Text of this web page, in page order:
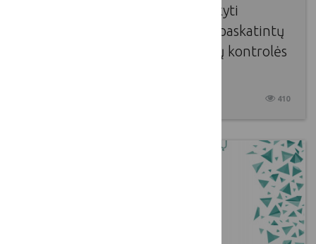
Kviečiame javų augintojus atsakyti
anketos klausimus apie tai, kas paskatintų
jus taikyti ne cheminius kenkėjų kontrolės
410